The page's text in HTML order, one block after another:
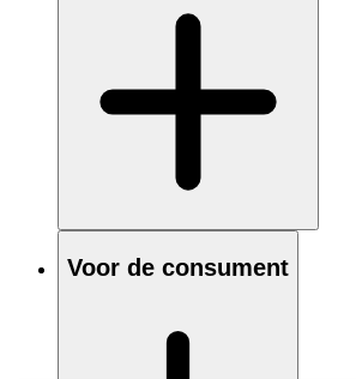
Voor de consument